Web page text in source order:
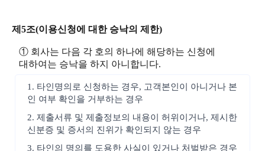
제5조(이용신청에 대한 승낙의 제한)
① 회사는 다음 각 호의 하나에 해당하는 신청에
대하여는 승낙을 하지 아니합니다.
1. 타인명의로 신청하는 경우, 고객본인이 아니거나 본
인 여부 확인을 거부하는 경우
2. 제출서류 및 제출정보의 내용이 허위이거나, 제시한
신분증 및 증서의 진위가 확인되지 않는 경우
3. 타인의 명의를 도용한 사실이 있거나 처벌받은 경우